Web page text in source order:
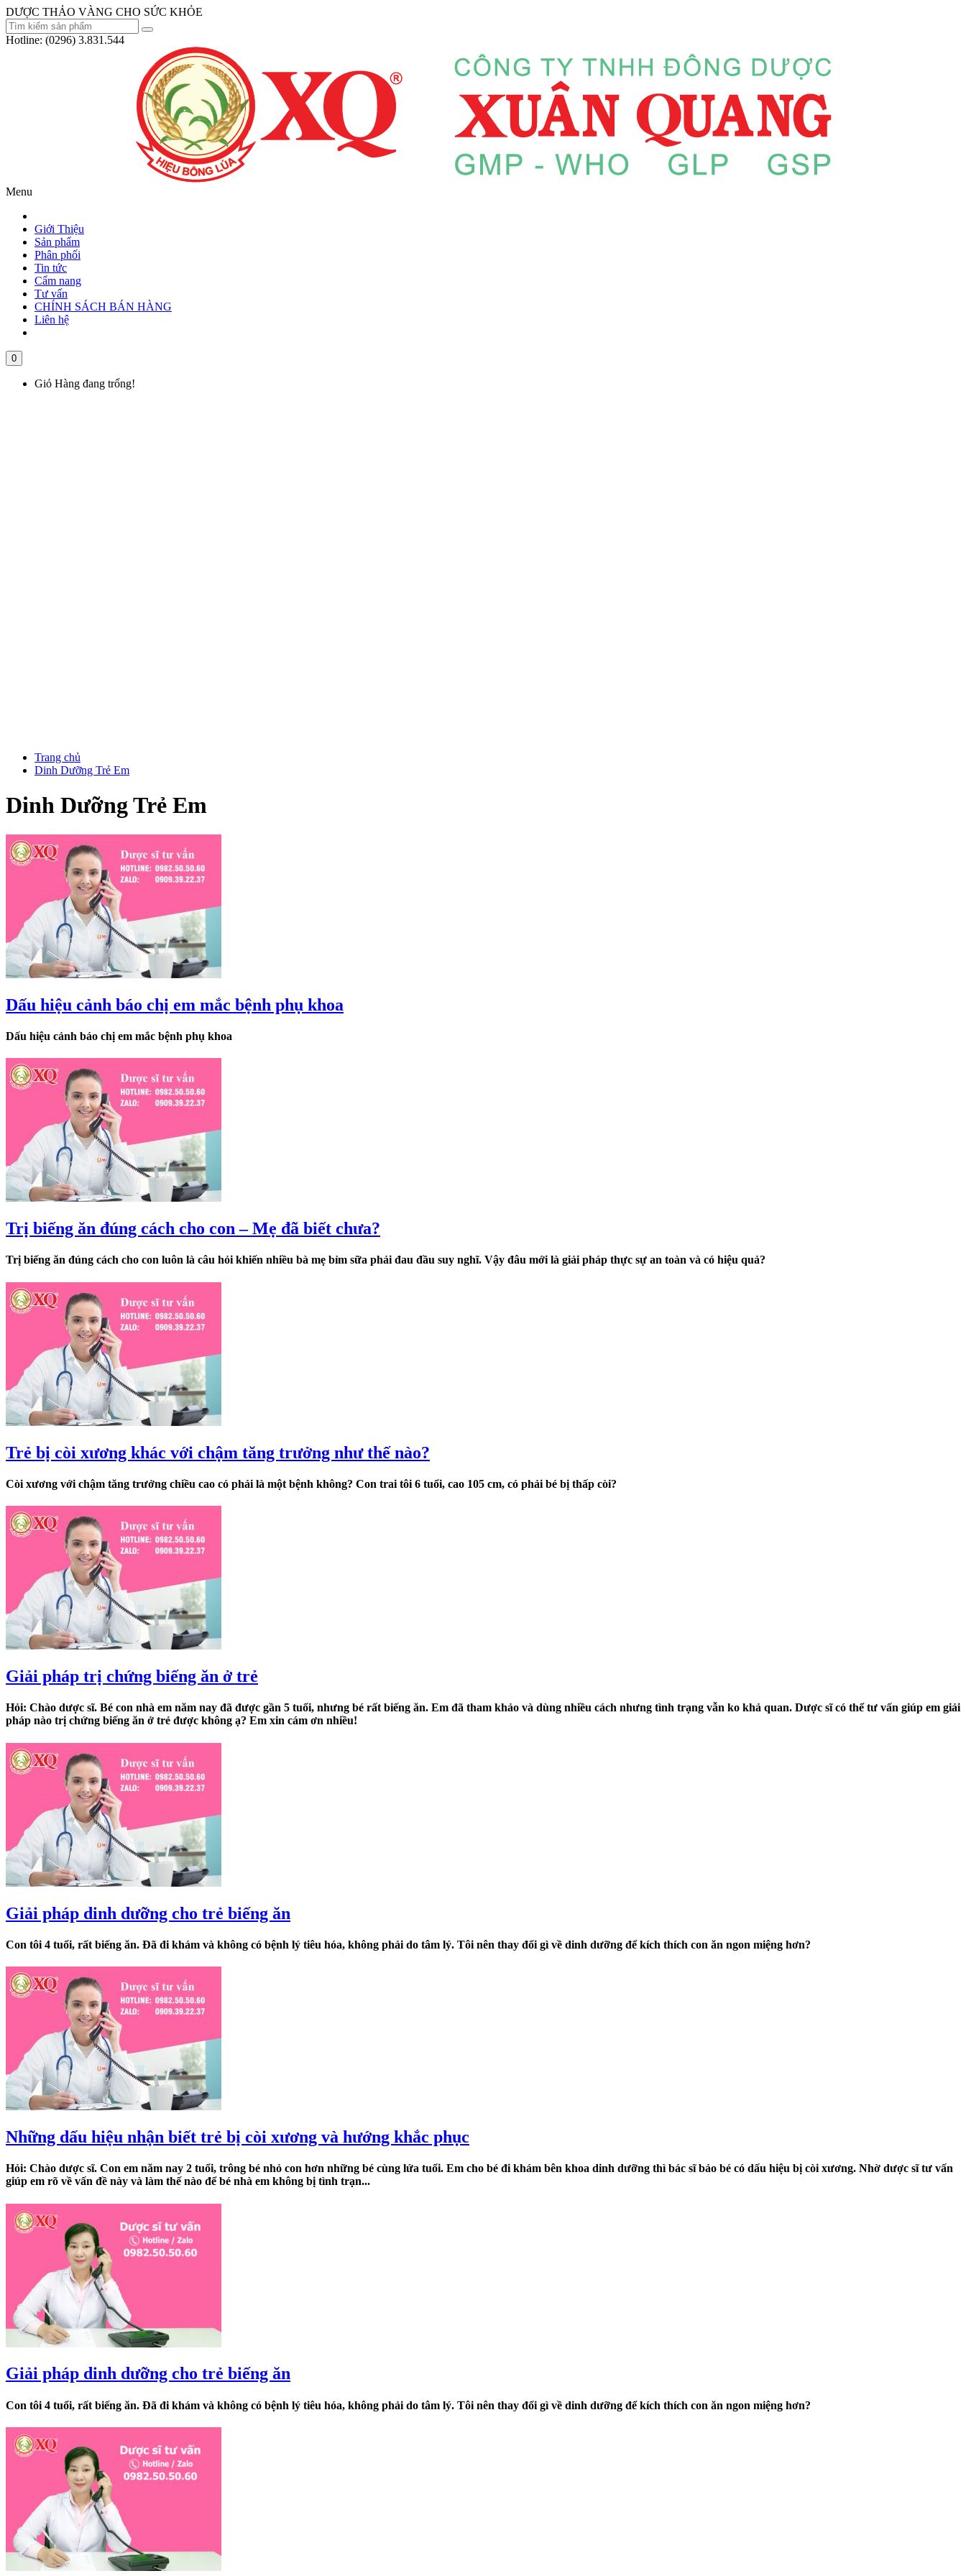
DƯỢC THẢO VÀNG CHO SỨC KHỎE
Hotline: (0296) 3.831.544
Menu
Giới Thiệu
Sản phẩm
Phân phối
Tin tức
Cẩm nang
Tư vấn
CHÍNH SÁCH BÁN HÀNG
Liên hệ
0
Giỏ Hàng đang trống!
Trang chủ
Dinh Dưỡng Trẻ Em
Dinh Dưỡng Trẻ Em
Dấu hiệu cảnh báo chị em mắc bệnh phụ khoa
Dấu hiệu cảnh báo chị em mắc bệnh phụ khoa
Trị biếng ăn đúng cách cho con – Mẹ đã biết chưa?
Trị biếng ăn đúng cách cho con luôn là câu hỏi khiến nhiều bà mẹ bỉm sữa phải đau đầu suy nghĩ. Vậy đâu mới là giải pháp thực sự an toàn và có hiệu quả?
Trẻ bị còi xương khác với chậm tăng trưởng như thế nào?
Còi xương với chậm tăng trưởng chiều cao có phải là một bệnh không? Con trai tôi 6 tuổi, cao 105 cm, có phải bé bị thấp còi?
Giải pháp trị chứng biếng ăn ở trẻ
Hỏi: Chào dược sĩ. Bé con nhà em năm nay đã được gần 5 tuổi, nhưng bé rất biếng ăn. Em đã tham khảo và dùng nhiều cách nhưng tình trạng vẫn ko khả quan. Dược sĩ có thể tư vấn giúp em giải
pháp nào trị chứng biếng ăn ở trẻ được không ạ? Em xin cám ơn nhiều!
Giải pháp dinh dưỡng cho trẻ biếng ăn
Con tôi 4 tuổi, rất biếng ăn. Đã đi khám và không có bệnh lý tiêu hóa, không phải do tâm lý. Tôi nên thay đổi gì về dinh dưỡng để kích thích con ăn ngon miệng hơn?
Những dấu hiệu nhận biết trẻ bị còi xương và hướng khắc phục
Hỏi: Chào dược sĩ. Con em năm nay 2 tuổi, trông bé nhỏ con hơn những bé cùng lứa tuổi. Em cho bé đi khám bên khoa dinh dưỡng thì bác sĩ bảo bé có dấu hiệu bị còi xương. Nhờ dược sĩ tư vấn
giúp em rõ về vấn đề này và làm thế nào để bé nhà em không bị tình trạn...
Giải pháp dinh dưỡng cho trẻ biếng ăn
Con tôi 4 tuổi, rất biếng ăn. Đã đi khám và không có bệnh lý tiêu hóa, không phải do tâm lý. Tôi nên thay đổi gì về dinh dưỡng để kích thích con ăn ngon miệng hơn?